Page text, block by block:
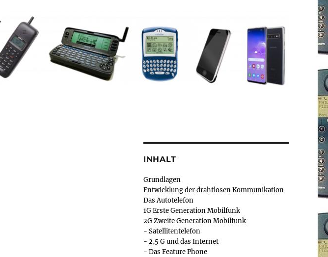
INHALT
Grundlagen
Entwicklung der drahtlosen Kommunikation
Das Autotelefon
1G Erste Generation Mobilfunk
2G Zweite Generation Mobilfunk
- Satellitentelefon
- 2,5 G und das Internet
- Das Feature Phone